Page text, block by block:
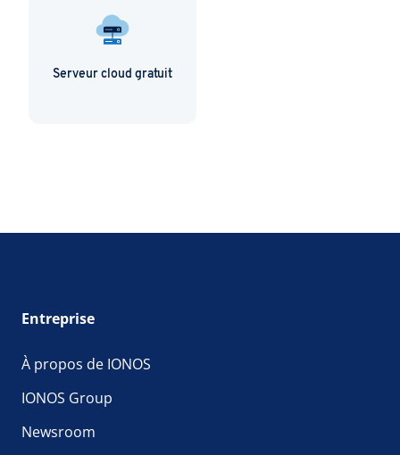
Serveur cloud gratuit
Entreprise
À propos de IONOS
IONOS Group
Newsroom